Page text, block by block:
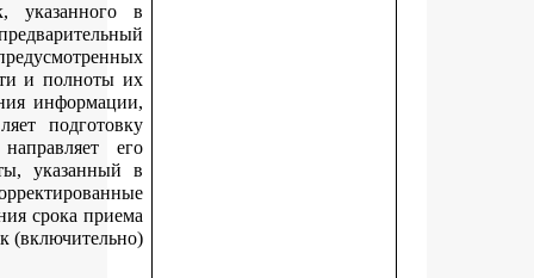
Департамент в течение срока приема заявок,
извещении о проведении конкурса, осуществляет
анализ поступающих заявок и документов,
пунктом 3.8 Положения, на предмет правильности и
представления и в случае необходимости уточнения
указанной в заявке или документах, осуществляет
соответствующего письменного уведомления,
соискателю премии на адрес электронной почты,
заявке. Соискатель премии вправе представить
(уточненные) заявку и документы до даты окончания срока